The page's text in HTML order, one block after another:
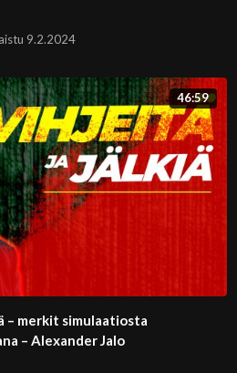
9.2.2024
46:59
– merkit simulaatiosta
– Alexander Jalo